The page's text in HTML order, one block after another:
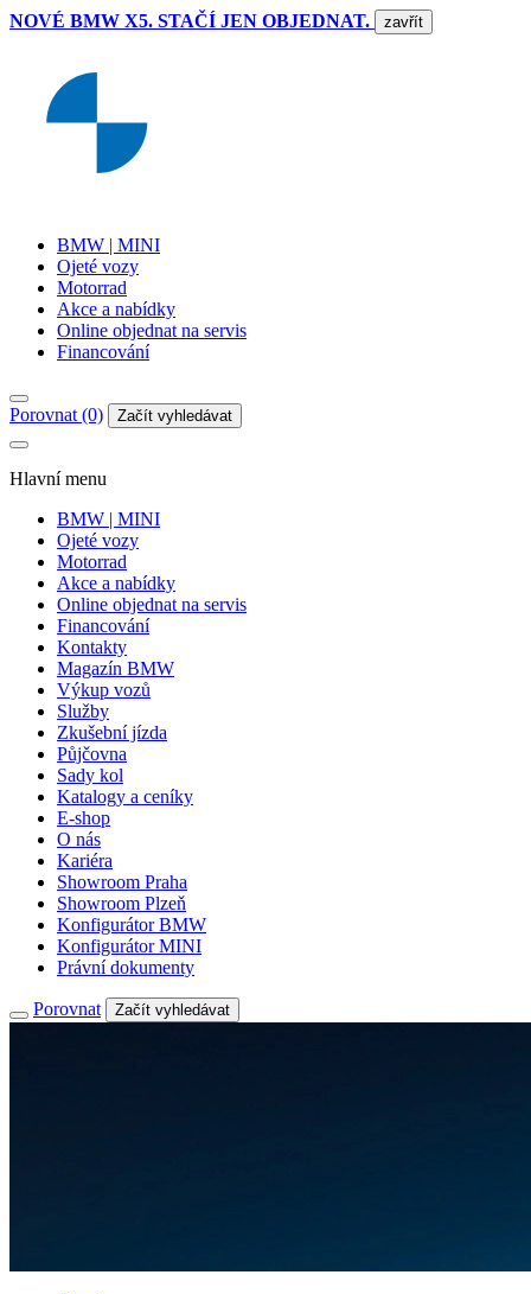
NOVÉ BMW X5. STAČÍ JEN OBJEDNAT. zavřít
BMW | MINI
Ojeté vozy
Motorrad
Akce a nabídky
Online objednat na servis
Financování
Porovnat (0) Začít vyhledávat
Hlavní menu
BMW | MINI
Ojeté vozy
Motorrad
Akce a nabídky
Online objednat na servis
Financování
Kontakty
Magazín BMW
Výkup vozů
Služby
Zkušební jízda
Půjčovna
Sady kol
Katalogy a ceníky
E-shop
O nás
Kariéra
Showroom Praha
Showroom Plzeň
Konfigurátor BMW
Konfigurátor MINI
Právní dokumenty
Porovnat Začít vyhledávat